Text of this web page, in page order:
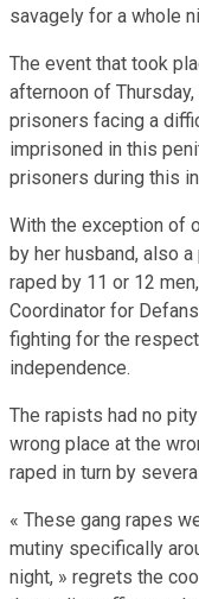
savagely for a whole
The event that took
afternoon of
prisoners facing a
imprisoned in this
prisoners during this
With the exception of
by her husband, also
raped by 11 or 12
Coordinator for
fighting for the
independence.
The rapists had no
wrong place at the
raped in turn by
« These gang rapes
mutiny specifically
night, » regrets the